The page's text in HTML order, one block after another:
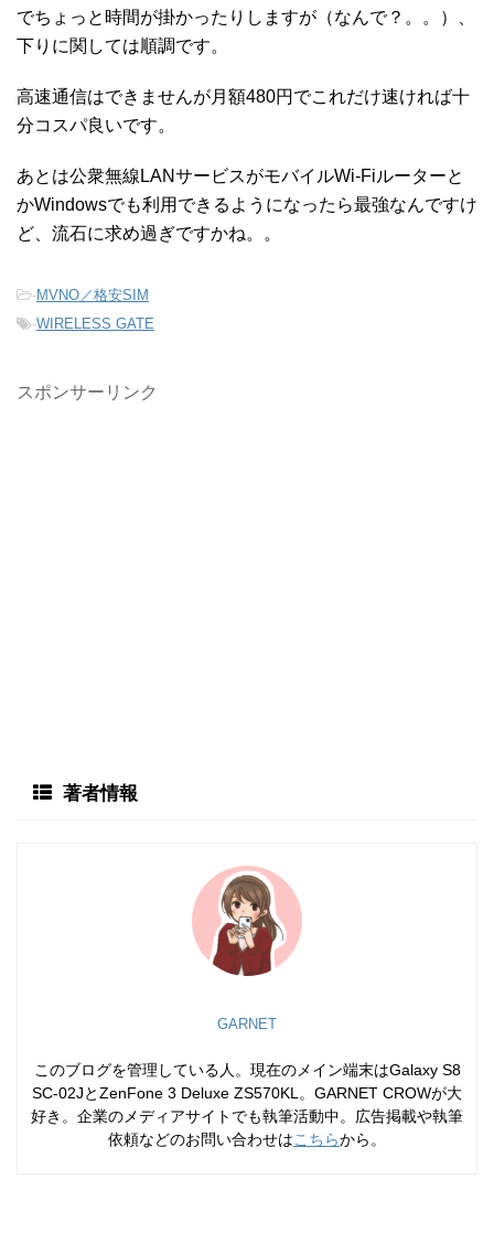
でちょっと時間が掛かったりしますが（なんで？。。）、
下りに関しては順調です。
高速通信はできませんが月額480円でこれだけ速ければ十
分コスパ良いです。
あとは公衆無線LANサービスがモバイルWi-Fiルーターと
かWindowsでも利用できるようになったら最強なんですけ
ど、流石に求め過ぎですかね。。
-MVNO／格安SIM
-WIRELESS GATE
スポンサーリンク
著者情報
GARNET
このブログを管理している人。現在のメイン端末はGalaxy S8
SC-02JとZenFone 3 Deluxe ZS570KL。GARNET CROWが大
好き。企業のメディアサイトでも執筆活動中。広告掲載や執筆
依頼などのお問い合わせはこちらから。